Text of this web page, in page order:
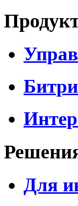
Для